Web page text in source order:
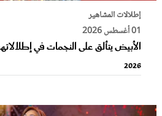
إطلالات المشاهير
01 أغسطس 2026
الأبيض يتألق على النجمات في
2026